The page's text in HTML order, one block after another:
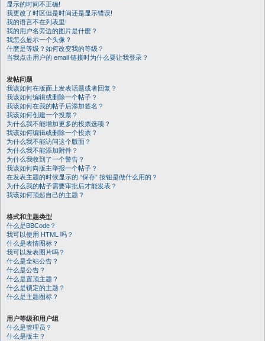
显示的时间不正确!
我更改了时区但是时间还是显示错误!
我的语言不在列表里!
我的用户名旁边的图片是什麽？
我怎么显示一个头像？
什麽是等级？如何改变我的等级？
当我点击用户的 email 链接时为什么要让我登录？
发帖问题
我该如何在版面上发表话题或者回复？
我该如何编辑或删除一个帖子？
我该如何在我的帖子后添加签名？
我该如何创建一个投票？
为什么我不能增加更多的投票选项？
我该如何编辑或删除一个投票？
为什么我不能访问这个版面？
为什么我不能添加附件？
为什么我收到了一个警告？
我该如何向版主举报一个帖子？
在发表主题的时候显示的 “保存” 按钮是做什么用的？
为什么我的帖子需要审批后才能发表？
我该如何顶起自己的主题？
格式和主题类型
什么是BBCode？
我可以使用 HTML 吗？
什么是表情图标？
我可以发表图片吗？
什么是全站公告？
什么是公告？
什么是置顶主题？
什么是锁定的主题？
什么是主题图标？
用户等级和用户组
什么是管理员？
什么是版主？